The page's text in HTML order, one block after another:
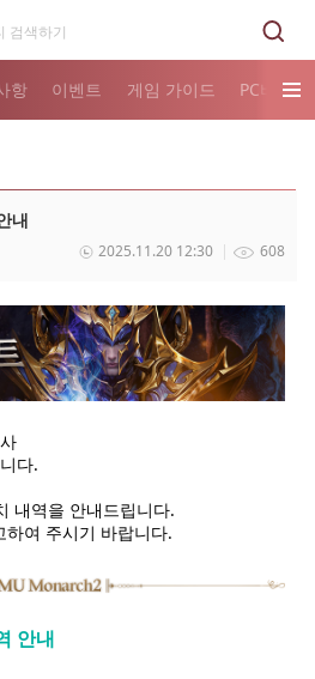
항 이벤트 게임 가이드 PC버전
내
608
2025.11.20 12:30
다.
내역을 안내드립니다.
여 주시기 바랍니다.
안내